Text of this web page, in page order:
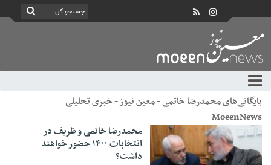
بایگانی‌های محمدرضا خاتمی - معین نیوز - خبری تحلیلی
MoeenNews
محمدرضا خاتمی و ظریف در
انتخابات ۱۴۰۰ حضور خواهند
داشت؟